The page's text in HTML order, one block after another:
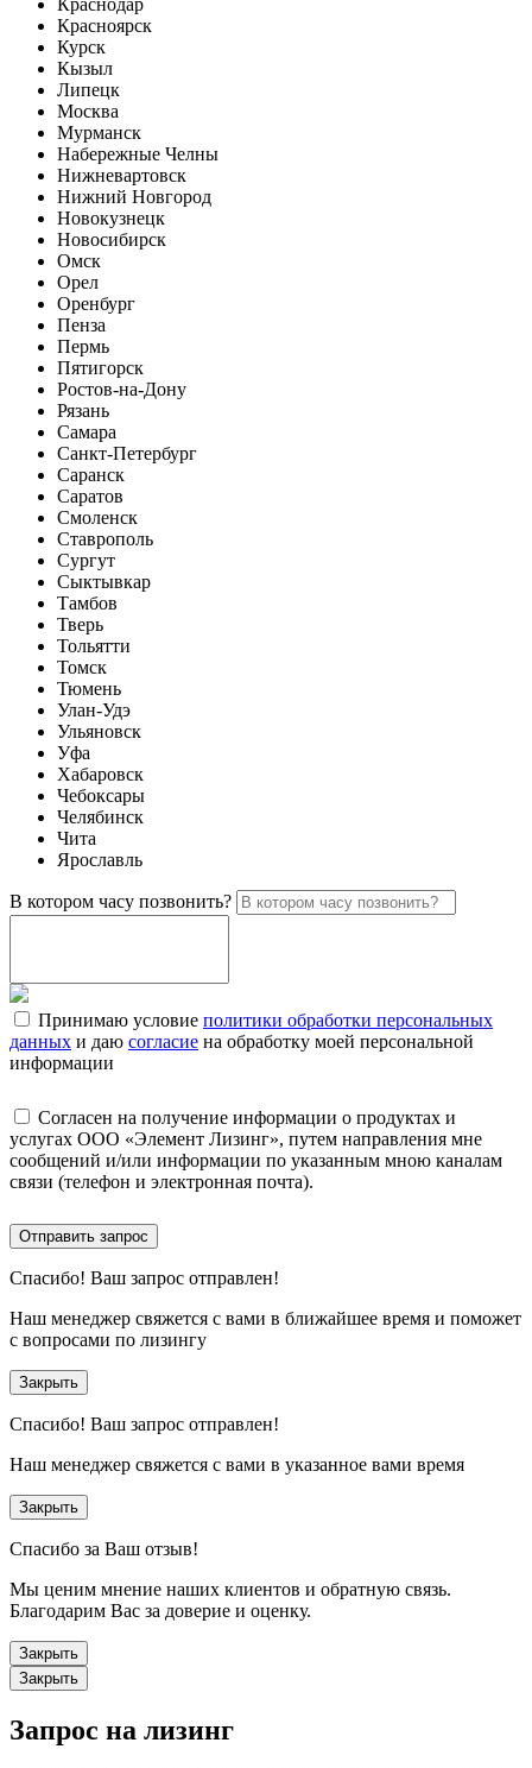
Красноярск
Курск
Кызыл
Липецк
Москва
Мурманск
Набережные Челны
Нижневартовск
Нижний Новгород
Новокузнецк
Новосибирск
Омск
Орел
Оренбург
Пенза
Пермь
Пятигорск
Ростов-на-Дону
Рязань
Самара
Санкт-Петербург
Саранск
Саратов
Смоленск
Ставрополь
Сургут
Сыктывкар
Тамбов
Тверь
Тольятти
Томск
Тюмень
Улан-Удэ
Ульяновск
Уфа
Хабаровск
Чебоксары
Челябинск
Чита
Ярославль
В котором часу позвонить?
Принимаю условие политики обработки персональных
данных и даю согласие на обработку моей персональной
информации
Согласен на получение информации о продуктах и
услугах ООО «Элемент Лизинг», путем направления мне
сообщений и/или информации по указанным мною каналам
связи (телефон и электронная почта).
Отправить запрос
Спасибо! Ваш запрос отправлен!
Наш менеджер свяжется с вами в ближайшее время и поможет
с вопросами по лизингу
Закрыть
Спасибо! Ваш запрос отправлен!
Наш менеджер свяжется с вами в указанное вами время
Закрыть
Спасибо за Ваш отзыв!
Мы ценим мнение наших клиентов и обратную связь.
Благодарим Вас за доверие и оценку.
Закрыть
Закрыть
Запрос на лизинг